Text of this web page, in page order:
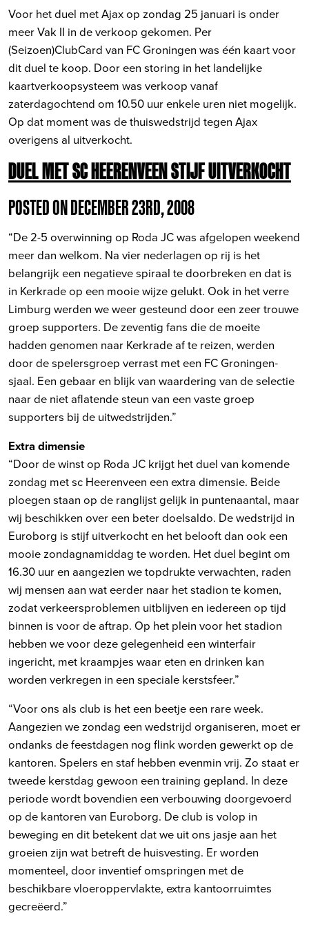
Voor het duel met Ajax op zondag 25 januari is onder
meer Vak II in de verkoop gekomen. Per
(Seizoen)ClubCard van FC Groningen was één kaart voor
dit duel te koop. Door een storing in het landelijke
kaartverkoopsysteem was verkoop vanaf
zaterdagochtend om 10.50 uur enkele uren niet mogelijk.
Op dat moment was de thuiswedstrijd tegen Ajax
overigens al uitverkocht.
DUEL MET SC HEERENVEEN STIJF UITVERKOCHT
POSTED ON DECEMBER 23RD, 2008
“De 2-5 overwinning op Roda JC was afgelopen weekend
meer dan welkom. Na vier nederlagen op rij is het
belangrijk een negatieve spiraal te doorbreken en dat is
in Kerkrade op een mooie wijze gelukt. Ook in het verre
Limburg werden we weer gesteund door een zeer trouwe
groep supporters. De zeventig fans die de moeite
hadden genomen naar Kerkrade af te reizen, werden
door de spelersgroep verrast met een FC Groningen-
sjaal. Een gebaar en blijk van waardering van de selectie
naar de niet aflatende steun van een vaste groep
supporters bij de uitwedstrijden.”
Extra dimensie
“Door de winst op Roda JC krijgt het duel van komende
zondag met sc Heerenveen een extra dimensie. Beide
ploegen staan op de ranglijst gelijk in puntenaantal, maar
wij beschikken over een beter doelsaldo. De wedstrijd in
Euroborg is stijf uitverkocht en het belooft dan ook een
mooie zondagnamiddag te worden. Het duel begint om
16.30 uur en aangezien we topdrukte verwachten, raden
wij mensen aan wat eerder naar het stadion te komen,
zodat verkeersproblemen uitblijven en iedereen op tijd
binnen is voor de aftrap. Op het plein voor het stadion
hebben we voor deze gelegenheid een winterfair
ingericht, met kraampjes waar eten en drinken kan
worden verkregen in een speciale kerstsfeer.”
“Voor ons als club is het een beetje een rare week.
Aangezien we zondag een wedstrijd organiseren, moet er
ondanks de feestdagen nog flink worden gewerkt op de
kantoren. Spelers en staf hebben evenmin vrij. Zo staat er
tweede kerstdag gewoon een training gepland. In deze
periode wordt bovendien een verbouwing doorgevoerd
op de kantoren van Euroborg. De club is volop in
beweging en dit betekent dat we uit ons jasje aan het
groeien zijn wat betreft de huisvesting. Er worden
momenteel, door inventief omspringen met de
beschikbare vloeroppervlakte, extra kantoorruimtes
gecreëerd.”